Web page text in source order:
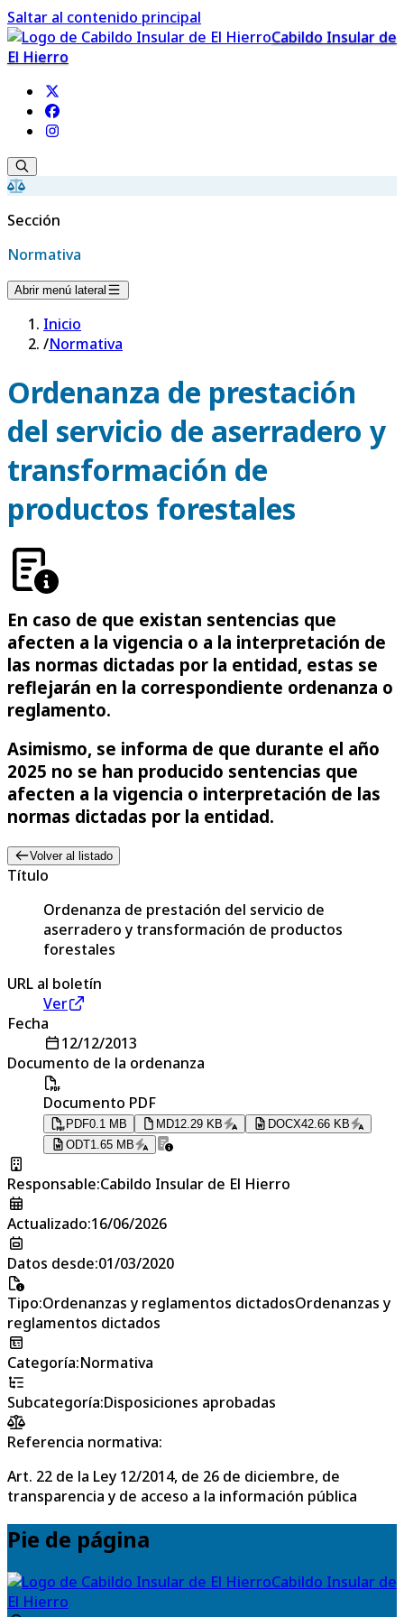
Saltar al contenido principal
Cabildo Insular de
El Hierro
Sección
Normativa
Abrir menú lateral
Inicio
/Normativa
Ordenanza de prestación
del servicio de aserradero y
transformación de
productos forestales
En caso de que existan sentencias que
afecten a la vigencia o a la interpretación de
las normas dictadas por la entidad, estas se
reflejarán en la correspondiente ordenanza o
reglamento.
Asimismo, se informa de que durante el año
2025 no se han producido sentencias que
afecten a la vigencia o interpretación de las
normas dictadas por la entidad.
Volver al listado
Título
Ordenanza de prestación del servicio de
aserradero y transformación de productos
forestales
URL al boletín
Ver
Fecha
12/12/2013
Documento de la ordenanza
Documento PDF
PDF0.1 MB MD12.29 KB DOCX42.66 KB
ODT1.65 MB
Responsable:Cabildo Insular de El Hierro
Actualizado:16/06/2026
Datos desde:01/03/2020
Tipo:Ordenanzas y reglamentos dictadosOrdenanzas y
reglamentos dictados
Categoría:Normativa
Subcategoría:Disposiciones aprobadas
Referencia normativa:
Art. 22 de la Ley 12/2014, de 26 de diciembre, de
transparencia y de acceso a la información pública
Pie de página
Cabildo Insular de
El Hierro